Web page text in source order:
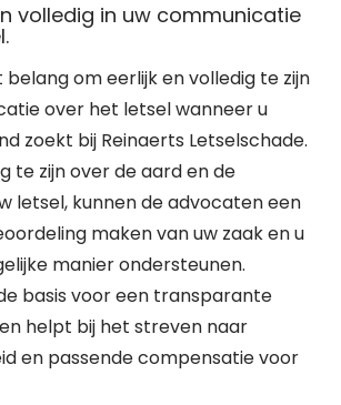
volledig in uw communicatie
belang om eerlijk en volledig te zijn
over het letsel wanneer u
zoekt bij Reinaerts Letselschade.
te zijn over de aard en de
letsel, kunnen de advocaten een
maken van uw zaak en u
manier ondersteunen.
basis voor een transparante
helpt bij het streven naar
en passende compensatie voor